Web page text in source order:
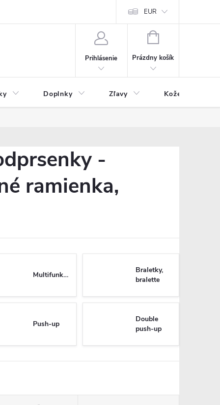
EUR
Prihlásenie
NÁKUPNÝ
Prázdny košík
Doplnky Zľavy Kožený tovar
-
ramienka,
Multifunkčné
Braletky,
bralette
Push-up
Double
push-up